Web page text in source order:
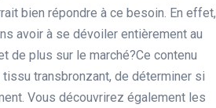
bien répondre à ce besoin. En effet,
avoir à se dévoiler entièrement au
de plus sur le marché?Ce contenu
transbronzant, de déterminer si
Vous découvrirez également les